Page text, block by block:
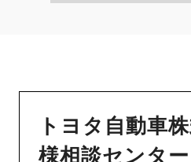
トヨタ自動車
様相談センター